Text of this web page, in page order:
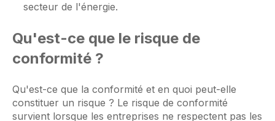
secteur de l'énergie.
Qu'est-ce que le risque de
conformité ?
Qu'est-ce que la conformité et en quoi peut-elle
constituer un risque ? Le risque de conformité
survient lorsque les entreprises ne respectent pas les